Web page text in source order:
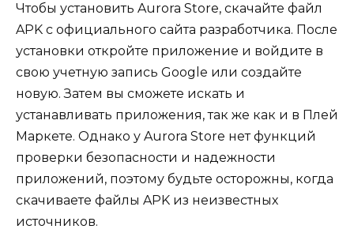
Чтобы установить Aurora Store, скачайте файл
APK с официального сайта разработчика. После
установки откройте приложение и войдите в
свою учетную запись Google или создайте
новую. Затем вы сможете искать и
устанавливать приложения, так же как и в Плей
Маркете. Однако у Aurora Store нет функций
проверки безопасности и надежности
приложений, поэтому будьте осторожны, когда
скачиваете файлы APK из неизвестных
источников.